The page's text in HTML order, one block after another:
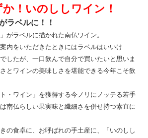
ご注文方法
業日・お届け日
配送・送料
お支払
メルマガ登録
！いのししワイン！
ラベルに！！
がラベルに描かれた南仏ワイン。
内をいただきたときにはラベルはいいけ
したが、一口飲んで自分で買いたいと思いま
とワインの美味しさを堪能できる今年こそ飲
・ワイン」を獲得する今ノリにノッテる若手
南仏らしい果実味と繊細さを併せ持つ素直に
の食卓に、お呼ばれの手土産に、「いのしし